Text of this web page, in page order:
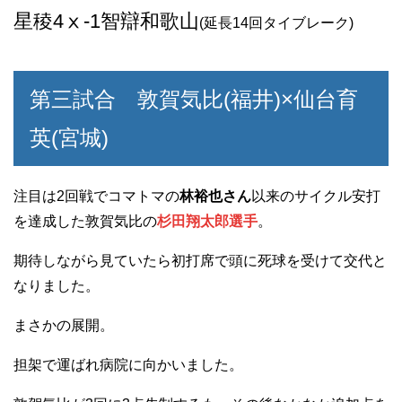
星稜4ⅹ-1智辯和歌山(延長14回タイブレーク)
第三試合 敦賀気比(福井)×仙台育
英(宮城)
注目は2回戦でコマトマの林裕也さん以来のサイクル安打
を達成した敦賀気比の杉田翔太郎選手。
期待しながら見ていたら初打席で頭に死球を受けて交代と
なりました。
まさかの展開。
担架で運ばれ病院に向かいました。